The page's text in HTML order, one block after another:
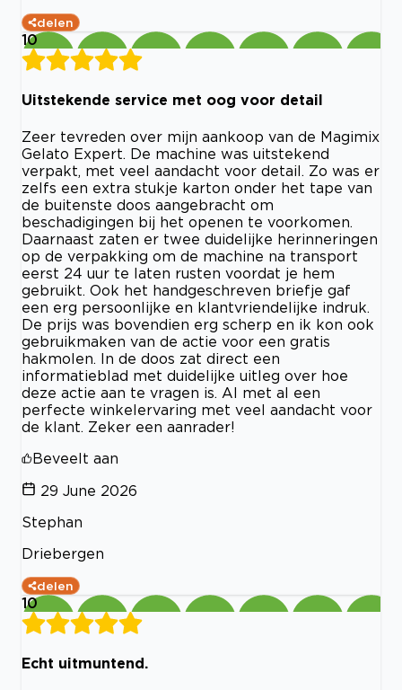
delen
10
Uitstekende service met oog voor detail
Zeer tevreden over mijn aankoop van de Magimix
Gelato Expert. De machine was uitstekend
verpakt, met veel aandacht voor detail. Zo was er
zelfs een extra stukje karton onder het tape van
de buitenste doos aangebracht om
beschadigingen bij het openen te voorkomen.
Daarnaast zaten er twee duidelijke herinneringen
op de verpakking om de machine na transport
eerst 24 uur te laten rusten voordat je hem
gebruikt. Ook het handgeschreven briefje gaf
een erg persoonlijke en klantvriendelijke indruk.
De prijs was bovendien erg scherp en ik kon ook
gebruikmaken van de actie voor een gratis
hakmolen. In de doos zat direct een
informatieblad met duidelijke uitleg over hoe
deze actie aan te vragen is. Al met al een
perfecte winkelervaring met veel aandacht voor
de klant. Zeker een aanrader!
Beveelt aan
29 June 2026
Stephan
Driebergen
delen
10
Echt uitmuntend.